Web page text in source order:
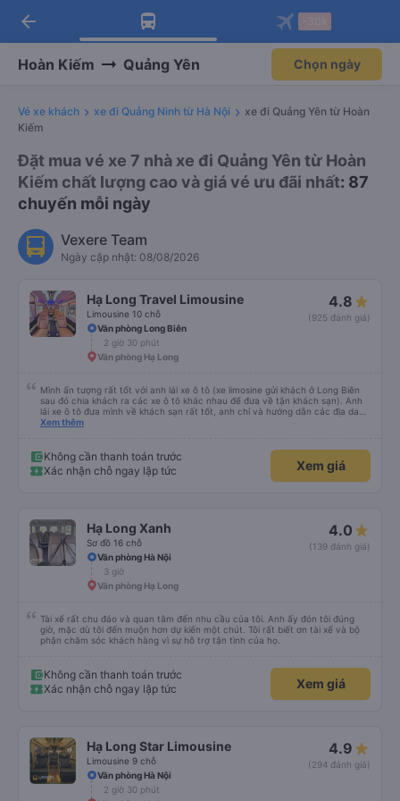
Tải app Vexere ngay!
Nhận ưu đãi thành viên độc
Mở app
Tải app Vexere
-30k/ghế khi đặt vé máy bay qua
Mở app
arrow_back
Hoàn Kiếm Quảng Yên Chọn ngày
Vé xe khách xe đi Quảng Ninh từ Hà Nội
xe đi Quảng Yên từ Hoàn
Kiếm
Đặt mua vé xe 7 nhà xe đi Quảng Yên từ Hoàn
Kiếm chất lượng cao và giá vé ưu đãi nhất: 87
chuyến mỗi ngày
Vexere Team
Ngày cập nhật: 08/08/2026
Hạ Long Travel Limousine
Limousine 10 chỗ
4.8
(925 đánh giá)
Văn phòng Long Biên
2 giờ 30 phút
Văn phòng Hạ Long
Mình ấn tượng rất tốt với anh lái xe ô tô (xe limosine gửi khách ở Long Biên
sau đó chia khách ra các xe ô tô khác nhau để đưa về tận khách sạn). Anh
lái xe ô tô đưa mình về khách sạn rất tốt, anh chỉ và hướng dẫn các địa danh
các món ăn nổi tiếng ở Hà Nội, mình để ý khi anh trả khách thì anh luôn
những quan điểm sống rất ấn tượng. Mình không xin tên của anh chỉ biết anh
ở Ninh Bình thôi. Rất mong lần sau được anh lái xe tiếp và anh có nhiều
chuyến xe hơn để nhiều người biết đến anh hơn.
Xem thêm
Không cần thanh toán trước
Xác nhận chỗ ngay lập tức
Xem giá
Hạ Long Xanh
Sơ đồ 16 chỗ
4.0
(139 đánh giá)
Văn phòng Hà Nội
3 giờ
Văn phòng Hạ Long
Tài xế rất chu đáo và quan tâm đến nhu cầu của tôi. Anh ấy đón tôi đúng
giờ, mặc dù tôi đến muộn hơn dự kiến ​​một chút. Tôi rất biết ơn tài xế và bộ
phận chăm sóc khách hàng vì sự hỗ trợ tận tình của họ.
Không cần thanh toán trước
Xác nhận chỗ ngay lập tức
Xem giá
Hạ Long Star Limousine
Limousine 9 chỗ
4.9
(294 đánh giá)
Văn phòng Hà Nội
2 giờ 30 phút